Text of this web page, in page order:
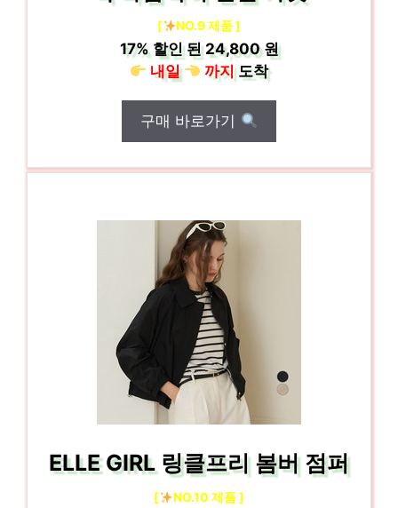
[ NO.9 제품 ]
17%할인 된24,800 원
내일
까지도착
구매 바로가기
ELLE GIRL 링클프리 봄버 점퍼
[ NO.10 제품 ]